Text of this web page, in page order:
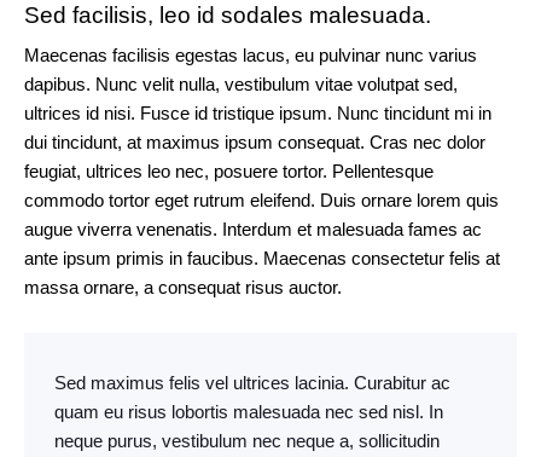
Sed facilisis, leo id sodales malesuada.
Maecenas facilisis egestas lacus, eu pulvinar nunc varius
dapibus. Nunc velit nulla, vestibulum vitae volutpat sed,
ultrices id nisi. Fusce id tristique ipsum. Nunc tincidunt mi in
dui tincidunt, at maximus ipsum consequat. Cras nec dolor
feugiat, ultrices leo nec, posuere tortor. Pellentesque
commodo tortor eget rutrum eleifend. Duis ornare lorem quis
augue viverra venenatis. Interdum et malesuada fames ac
ante ipsum primis in faucibus. Maecenas consectetur felis at
massa ornare, a consequat risus auctor.
Sed maximus felis vel ultrices lacinia. Curabitur ac
quam eu risus lobortis malesuada nec sed nisl. In
neque purus, vestibulum nec neque a, sollicitudin